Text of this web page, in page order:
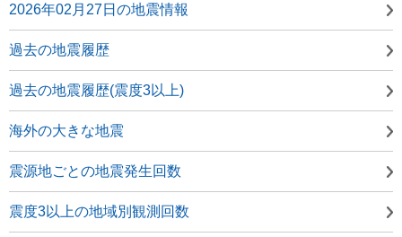
2026年02月27日の地震情報
過去の地震履歴
過去の地震履歴(震度3以上)
海外の大きな地震
震源地ごとの地震発生回数
震度3以上の地域別観測回数